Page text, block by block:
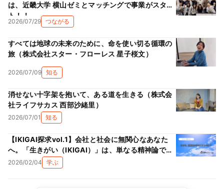
は、近畿大学 横山ゼミとマッチングで事業がスター
ト！！
2026/07/29 つながる
すべては地球の未来のために、命を使い切る循環の
旅（株式会社スター・フローレス 星子桜文）
2026/07/09 知る
消せない十字架を抱いて、ある道を生きる（株式会
社ライフサカス 西部沙緒里）
2026/07/01 知る
【IKIGAI探求vol.1】会社と社会に無関心なあなた
へ。「生きがい（IKIGAI）」は、単なる精神論では
ない理由
2026/02/04 学ぶ